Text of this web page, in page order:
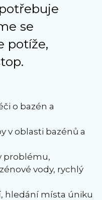
se
potíže,
o bazén a
v oblasti bazénů a
problému,
vody, rychlý
hledání místa úniku